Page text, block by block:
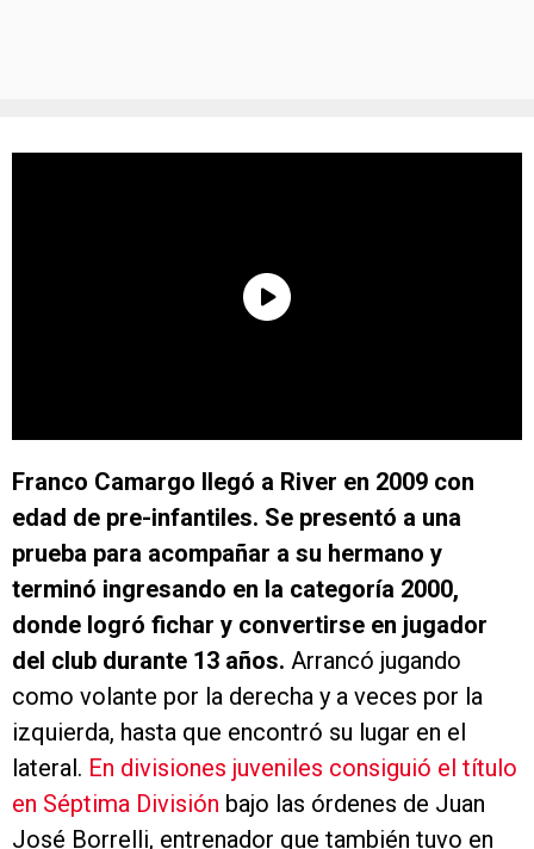
Franco Camargo llegó a River en 2009 con
edad de pre-infantiles. Se presentó a una
prueba para acompañar a su hermano y
terminó ingresando en la categoría 2000,
donde logró fichar y convertirse en jugador
del club durante 13 años. Arrancó jugando
como volante por la derecha y a veces por la
izquierda, hasta que encontró su lugar en el
lateral. En divisiones juveniles consiguió el título
en Séptima División bajo las órdenes de Juan
José Borrelli, entrenador que también tuvo en